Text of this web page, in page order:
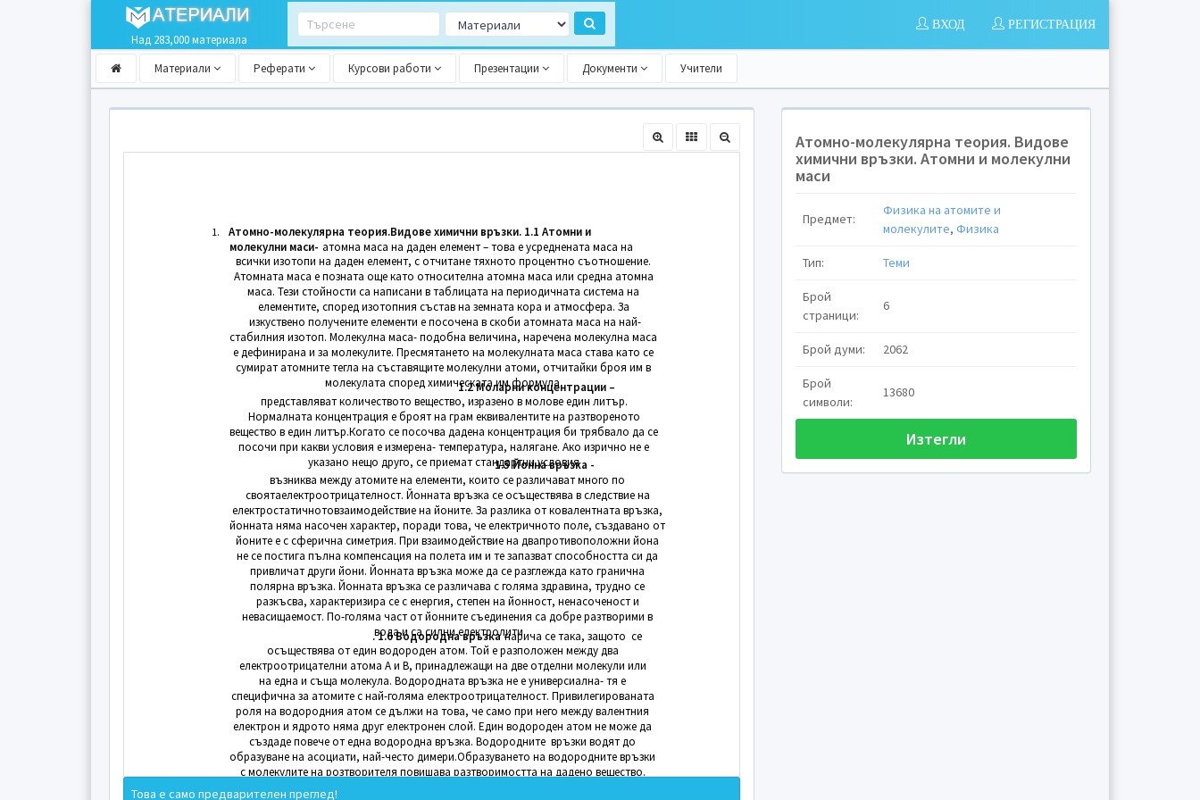
Над 283,000 материала
РЕГИСТРАЦИЯ
ВХОД
Материали Реферати Курсови работи Презентации Документи Учители
1.
Атомно-молекулярна теория.Видове химични връзки. 1.1 Атомни и
молекулни маси- атомна маса на даден елемент – това е усреднената маса на
всички изотопи на даден елемент, с отчитане тяхното процентно съотношение.
Атомната маса е позната още като относителна атомна маса или средна атомна
маса. Тези стойности са написани в таблицата на периодичната система на
елементите, според изотопния състав на земната кора и атмосфера. За
изкуствено получените елементи е посочена в скоби атомната маса на най-
стабилния изотоп. Молекулна маса- подобна величина, наречена молекулна маса
е дефинирана и за молекулите. Пресмятането на молекулната маса става като се
сумират атомните тегла на съставящите молекулни атоми, отчитайки броя им в
молекулата според химическата им формула.
1.2 Моларни концентрации –
представляват количеството вещество, изразено в молове един литър.
Нормалната концентрация е броят на грам еквивалентите на разтвореното
вещество в един литър.Когато се посочва дадена концентрация би трябвало да се
посочи при какви условия е измерена- температура, налягане. Ако изрично не е
указано нещо друго, се приемат стандартни условия
1.5 Йонна връзка -
възниква между атомите на елементи, които се различават много по
своятаелектроотрицателност. Йонната връзка се осъществява в следствие на
електростатичнотовзаимодействие на йоните. За разлика от ковалентната връзка,
йонната няма насочен характер, поради това, че електричното поле, създавано от
йоните е с сферична симетрия. При взаимодействие на двапротивоположни йона
не се постига пълна компенсация на полета им и те запазват способността си да
привличат други йони. Йонната връзка може да се разглежда като гранична
полярна връзка. Йонната връзка се различава с голяма здравина, трудно се
разкъсва, характеризира се с енергия, степен на йонност, ненасоченост и
невасищаемост. По-голяма част от йонните съединения са добре разтворими в
вода и са силни електролити
. 1.6 Водородна връзка –нарича се така, защото се
осъществява от един водороден атом. Той е разположен между два
електроотрицателни атома А и В, принадлежащи на две отделни молекули или
на една и съща молекула. Водородната връзка не е универсиална- тя е
специфична за атомите с най-голяма електроотрицателност. Привилегированата
роля на водородния атом се дължи на това, че само при него между валентния
електрон и ядрото няма друг електронен слой. Един водороден атом не може да
създаде повече от една водородна връзка. Водородните връзки водят до
образуване на асоциати, най-често димери.Образуването на водородните връзки
с молекулите на розтворителя повишава разтворимостта на дадено вещество.
Голямата разтворимост на някои вещества в вода се дължи на образуваното но
Това е само предварителен преглед!
Aтомно-молекулярна теория. Видове
химични връзки. Атомни и молекулни
маси
Предмет:
Физика на атомите и
молекулите,Физика
Тип: Теми
Брой
страници:
6
Брой думи: 2062
Брой
символи:
13680
Изтегли